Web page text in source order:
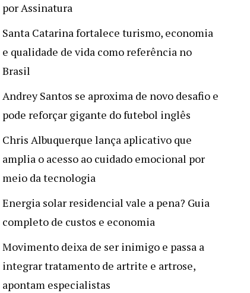
por Assinatura
Santa Catarina fortalece turismo, economia
e qualidade de vida como referência no
Brasil
Andrey Santos se aproxima de novo desafio e
pode reforçar gigante do futebol inglês
Chris Albuquerque lança aplicativo que
amplia o acesso ao cuidado emocional por
meio da tecnologia
Energia solar residencial vale a pena? Guia
completo de custos e economia
Movimento deixa de ser inimigo e passa a
integrar tratamento de artrite e artrose,
apontam especialistas